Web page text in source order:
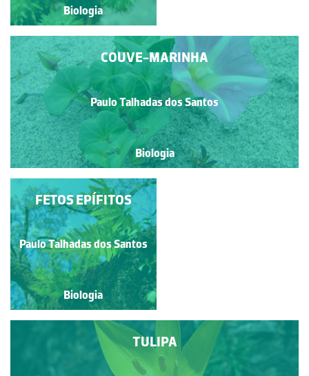
Biologia
COUVE-MARINHA
Paulo Talhadas dos Santos
Biologia
Biologia
CARQUEJA
Paulo Talhadas dos Santos
Biologia
TULIPA
FETOS EPÍFITOS
Paulo Talhadas dos Santos
Biologia